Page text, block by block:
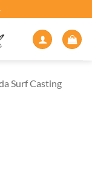
Surf Casting